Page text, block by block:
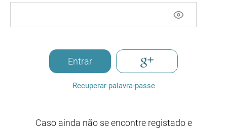
Entrar
Recuperar palavra-passe
Caso ainda não se encontre registado e